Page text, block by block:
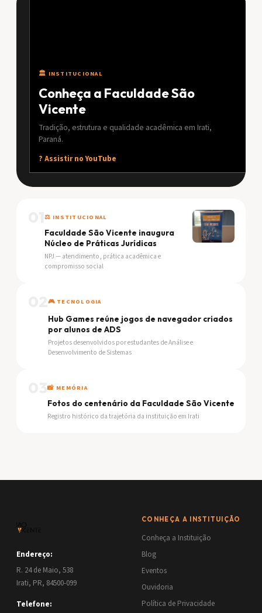
🏛️ INSTITUCIONAL
Conheça a Faculdade São
Vicente
Tradição, estrutura e qualidade acadêmica em Irati,
Paraná.
? Assistir no YouTube
⚖️ INSTITUCIONAL
Faculdade São Vicente inaugura
Núcleo de Práticas Jurídicas
NPJ — atendimento, prática acadêmica e
compromisso social
🎮 TECNOLOGIA
Hub Games reúne jogos de navegador criados
por alunos de ADS
Projetos desenvolvidos por estudantes de Análise e
Desenvolvimento de Sistemas
📸 MEMÓRIA
Fotos do centenário da Faculdade São Vicente
Registro histórico da trajetória da instituição em Irati
Endereço:
R. 24 de Maio, 538
Irati, PR, 84500-099
Telefone:
CONHEÇA A INSTITUIÇÃO
Conheça a Instituição
Blog
Eventos
Ouvidoria
Política de Privacidade